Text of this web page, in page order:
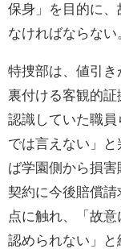
保身」を目的に、
なければならない
特捜部は、値引
裏付ける客観的
認識していた職員
では言えない」
ば学園側から損
契約に今後賠償
点に触れ、「故
認められない」と